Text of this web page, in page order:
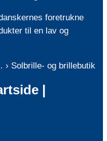
foretrukne
til en lav og
› Solbrille- og brillebutik
|